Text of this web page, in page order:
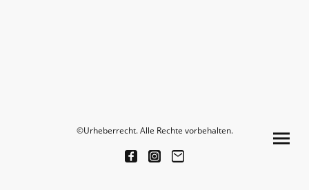
©Urheberrecht. Alle Rechte vorbehalten.